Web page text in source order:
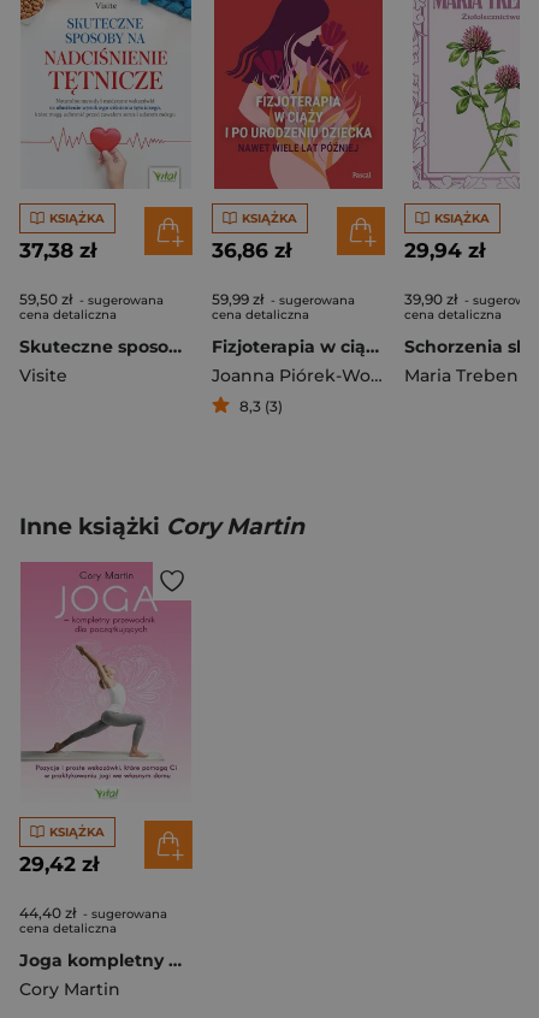
KSIĄŻKA
37,38 zł
59,50 zł - sugerowana
cena detaliczna
Skuteczne sposoby na nadciśnienie tętnicze. Naturalne metody i medyczne wskazówki na obniżenie wysokiego ciśnienia tętniczego, które mogą uchronić przed zawałem serca i udarem mózgu
Visite
KSIĄŻKA
36,86 zł
59,99 zł - sugerowana
cena detaliczna
Fizjoterapia w ciąży i po urodzeniu dziecka. Nawet wiele lat później
Joanna Piórek-Wojciechowska
8,3 (3)
KSIĄŻKA
29,94 zł
39,90 zł -
cena detaliczna
Maria Treben
Inne książki Cory Martin
KSIĄŻKA
29,42 zł
44,40 zł - sugerowana
cena detaliczna
Joga kompletny przewodnik dla początkujących
Cory Martin